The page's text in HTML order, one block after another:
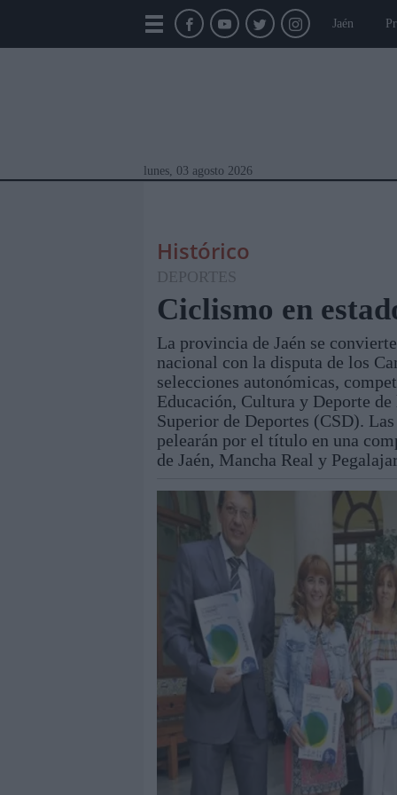
Jaén
lunes, 03 agosto 2026
Módulos Portada Jaén Provincia
Histórico
DEPORTES
Ciclismo en
La provincia de Jaén se
nacional con la disputa de los
selecciones autonómicas,
Educación, Cultura y Deporte
Superior de Deportes (CSD).
pelearán por el título en una
de Jaén, Mancha Real y